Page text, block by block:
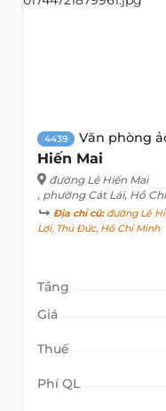
4439 Văn phòng
Hiến Mai
đường Lê Hiến Mai
, phường Cát Lái, Hồ
Địa chỉ cũ:đường Lê
Lợi, Thủ Đức, Hồ Chí Minh
Tầng
Giá
Thuế
Phí QL